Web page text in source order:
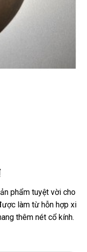
Khoảng
giá:
từ
924.000 ₫
đến
phẩm tuyệt vời cho
làm từ hỗn hợp xi
thêm nét cổ kính.